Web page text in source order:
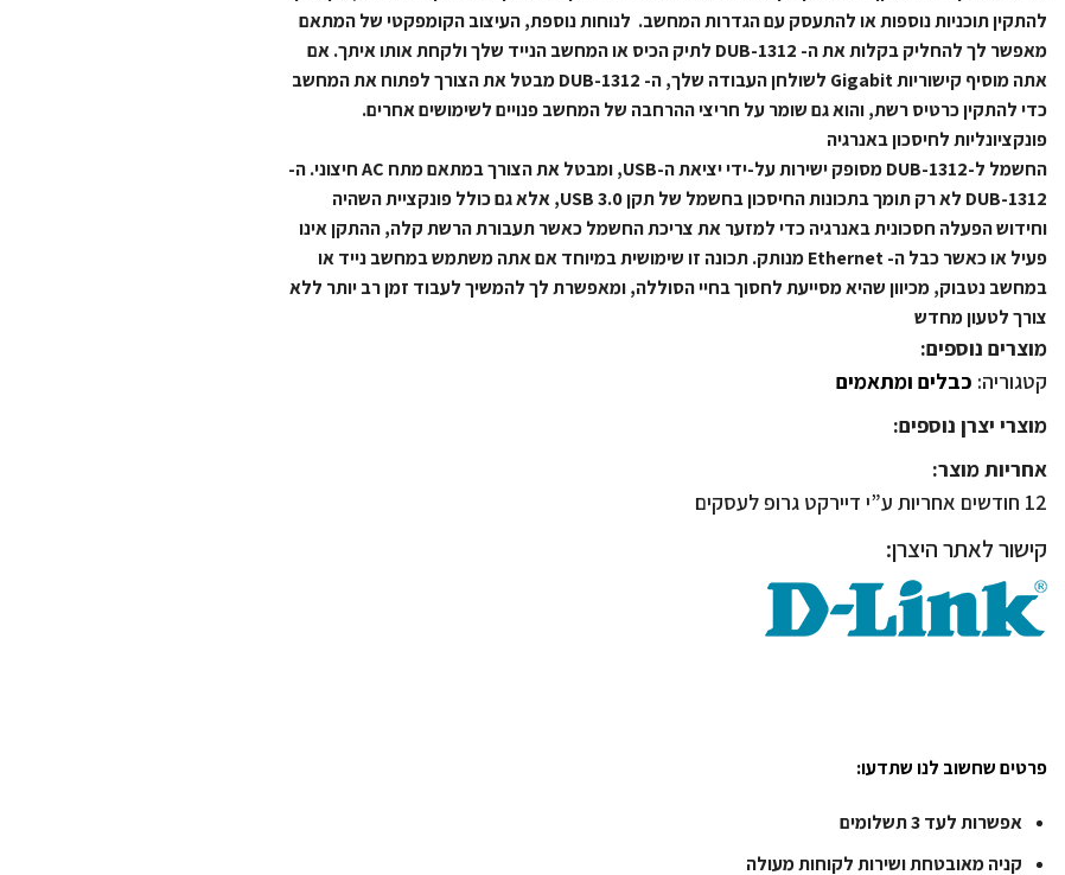
להתקין תוכניות נוספות או להתעסק עם הגדרות המחשב. לנוחות נוספת, העיצוב הקומפקטי של המתאם
מאפשר לך להחליק בקלות את ה- DUB-1312 לתיק הכיס או המחשב הנייד שלך ולקחת אותו איתך. אם
אתה מוסיף קישוריות Gigabit לשולחן העבודה שלך, ה- DUB-1312 מבטל את הצורך לפתוח את המחשב
כדי להתקין כרטיס רשת, והוא גם שומר על חריצי ההרחבה של המחשב פנויים לשימושים אחרים.
פונקציונליות לחיסכון באנרגיה
החשמל ל-DUB-1312 מסופק ישירות על-ידי יציאת ה-USB, ומבטל את הצורך במתאם מתח AC חיצוני. ה-
DUB-1312 לא רק תומך בתכונות החיסכון בחשמל של תקן USB 3.0, אלא גם כולל פונקציית השהיה
וחידוש הפעלה חסכונית באנרגיה כדי למזער את צריכת החשמל כאשר תעבורת הרשת קלה, ההתקן אינו
פעיל או כאשר כבל ה- Ethernet מנותק. תכונה זו שימושית במיוחד אם אתה משתמש במחשב נייד או
במחשב נטבוק, מכיוון שהיא מסייעת לחסוך בחיי הסוללה, ומאפשרת לך להמשיך לעבוד זמן רב יותר ללא
צורך לטעון מחדש
מוצרים נוספים:
קטגוריה: כבלים ומתאמים
מוצרי יצרן נוספים:
אחריות מוצר:
12 חודשים אחריות ע”י דיירקט גרופ לעסקים
קישור לאתר היצרן:
פרטים שחשוב לנו שתדעו:
אפשרות לעד 3 תשלומים
קניה מאובטחת ושירות לקוחות מעולה